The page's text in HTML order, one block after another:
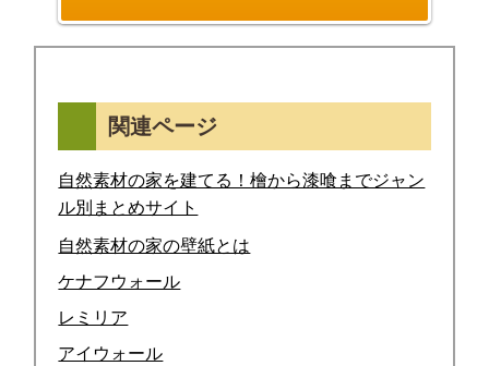
関連ページ
自然素材の家を建てる！檜から漆喰までジャン
ル別まとめサイト
自然素材の家の壁紙とは
ケナフウォール
レミリア
アイウォール